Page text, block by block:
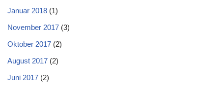
Januar 2018 (1)
November 2017 (3)
Oktober 2017 (2)
August 2017 (2)
Juni 2017 (2)